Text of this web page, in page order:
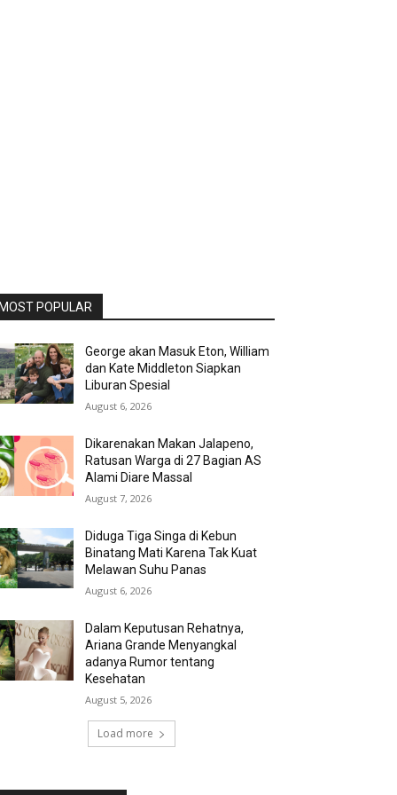
MOST POPULAR
George akan Masuk Eton, William
dan Kate Middleton Siapkan
Liburan Spesial
August 6, 2026
Dikarenakan Makan Jalapeno,
Ratusan Warga di 27 Bagian AS
Alami Diare Massal
August 7, 2026
Diduga Tiga Singa di Kebun
Binatang Mati Karena Tak Kuat
Melawan Suhu Panas
August 6, 2026
Dalam Keputusan Rehatnya,
Ariana Grande Menyangkal
adanya Rumor tentang
Kesehatan
August 5, 2026
Load more